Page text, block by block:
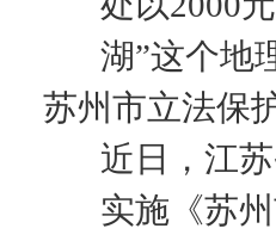
湖”这个地
苏州市立法保
近日，江
实施《苏